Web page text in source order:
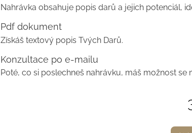
Nahrávka obsahuje popis darů a jejich potenciál,
Pdf dokument
Získáš textový popis Tvých Darů.
Konzultace po e-mailu
Poté, co si poslechneš nahrávku, máš možnost